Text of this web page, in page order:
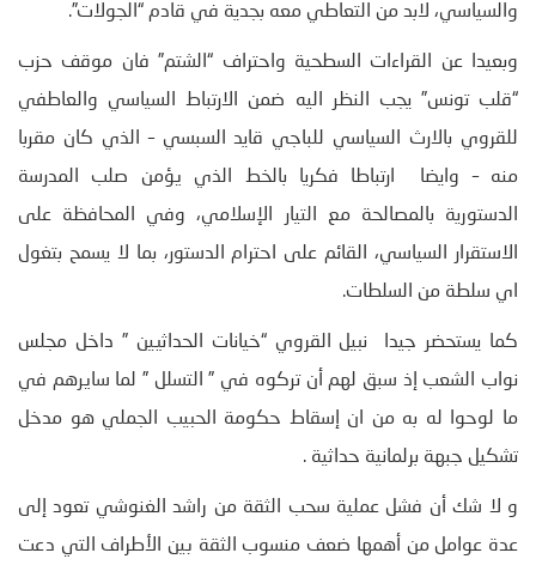
والسياسي، لابد من التعاطي معه بجدية في قادم “الجولات”.
وبعيدا عن القراءات السطحية واحتراف “الشتم” فان موقف حزب
“قلب تونس” يجب النظر اليه ضمن الارتباط السياسي والعاطفي
للقروي بالارث السياسي للباجي قايد السبسي – الذي كان مقربا
منه – وايضا ارتباطا فكريا بالخط الذي يؤمن صلب المدرسة
الدستورية بالمصالحة مع التيار الإسلامي، وفي المحافظة على
الاستقرار السياسي، القائم على احترام الدستور، بما لا يسمح بتغول
اي سلطة من السلطات.
كما يستحضر جيدا نبيل القروي “خيانات الحداثيين ” داخل مجلس
نواب الشعب إذ سبق لهم أن تركوه في ” التسلل ” لما سايرهم في
ما لوحوا له به من ان إسقاط حكومة الحبيب الجملي هو مدخل
تشكيل جبهة برلمانية حداثية .
و لا شك أن فشل عملية سحب الثقة من راشد الغنوشي تعود إلى
عدة عوامل من أهمها ضعف منسوب الثقة بين الأطراف التي دعت